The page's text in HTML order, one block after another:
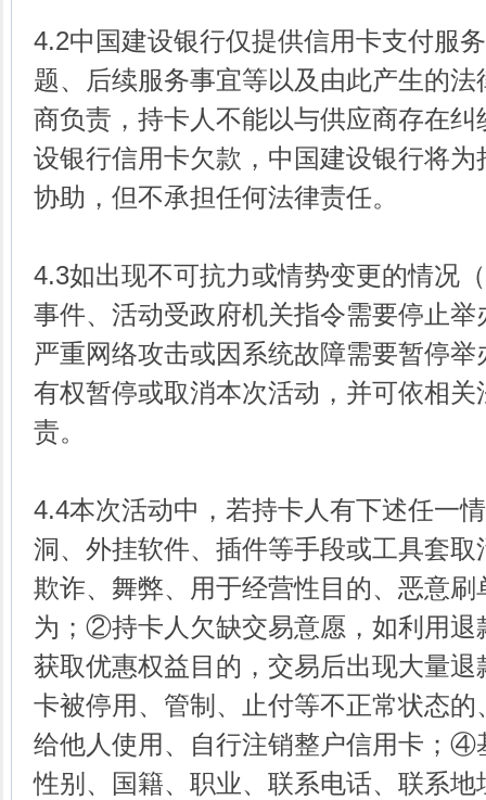
4.2中国建设银行仅提供信用卡支付服
题、后续服务事宜等以及由此产生的
商负责，持卡人不能以与供应商存在
设银行信用卡欠款，中国建设银行将
协助，但不承担任何法律责任。
4.3如出现不可抗力或情势变更的情况
事件、活动受政府机关指令需要停止
严重网络攻击或因系统故障需要暂停
有权暂停或取消本次活动，并可依相
责。
4.4本次活动中，若持卡人有下述任一
洞、外挂软件、插件等手段或工具套
欺诈、舞弊、用于经营性目的、恶意
为；②持卡人欠缺交易意愿，如利用退
获取优惠权益目的，交易后出现大量
卡被停用、管制、止付等不正常状态
给他人使用、自行注销整户信用卡；④
性别、国籍、职业、联系电话、联系